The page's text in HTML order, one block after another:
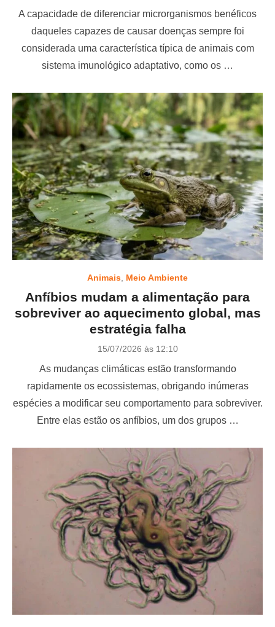
s
e
d
n
A capacidade de diferenciar microrganismos benéficos
daqueles capazes de causar doenças sempre foi
considerada uma característica típica de animais com
sistema imunológico adaptativo, como os …
Animais Meio Ambiente
Anfíbios mudam a alimentação para
sobreviver ao aquecimento global, mas
estratégia falha
P
s
e
d
o
n
15/07/2026 às 12:10
As mudanças climáticas estão transformando
rapidamente os ecossistemas, obrigando inúmeras
espécies a modificar seu comportamento para sobreviver.
Entre elas estão os anfíbios, um dos grupos …